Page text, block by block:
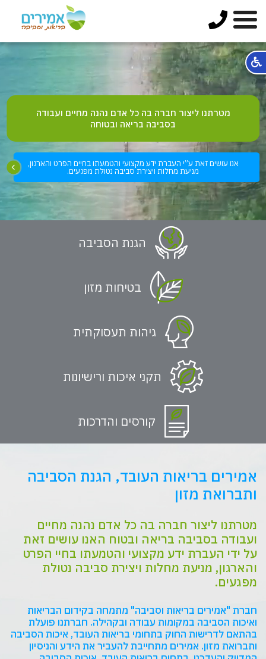
מטרתנו ליצור חברה בה כל אדם נהנה מחיים ועבודה
בסביבה בריאה ובטוחה
אנו עושים זאת ע”י העברת ידע מקצועי והטמעתו בחיים הפרט והארגון,
מניעת מחלות ויצירת סביבה נטולת מפגעים.
הגנת הסביבה
בטיחות מזון
גיהות תעסוקתית
תקני איכות ורישיונות
קורסים והדרכות
אמירים בריאות העובד, הגנת הסביבה
ותברואת מזון
מטרתנו ליצור חברה בה כל אדם נהנה מחיים
ועבודה בסביבה בריאה ובטוח האנו עושים זאת
על ידי העברת ידע מקצועי והטמעתו בחיי הפרט
והארגון, מניעת מחלות ויצירת סביבה נטולת
מפגעים.
‎ואיכות‎ ‎הסביבה‎ ‎במקומות‎ ‎עבודה‎ ובקהילה. חברתנו פועלת
בהתאם לדרישות החוק בתחומי בריאות העובד, איכות הסביבה